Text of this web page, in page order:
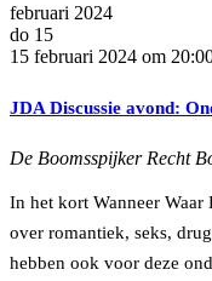
februari 2024
do 15
15 februari 2024 om
JDA Discussie avond:
De Boomsspijker Recht
In het kort Wanneer
over romantiek, seks,
hebben ook voor deze